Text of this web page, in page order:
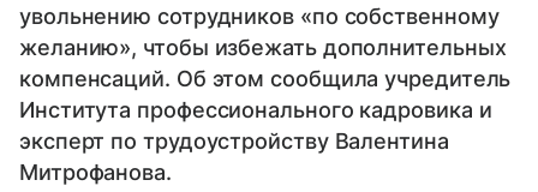
увольнению сотрудников «по собственному
желанию», чтобы избежать дополнительных
компенсаций. Об этом сообщила учредитель
Института профессионального кадровика и
эксперт по трудоустройству Валентина
Митрофанова.